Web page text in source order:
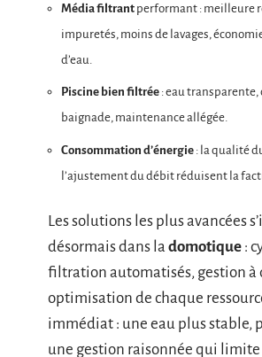
Média filtrant performant : meilleure
impuretés, moins de lavages,
d’eau.
Piscine bien filtrée : eau transparente,
baignade, maintenance allégée.
Consommation d’énergie : la qualité
l’ajustement du débit réduisent la
Les solutions les plus avancées
désormais dans la domotique :
filtration automatisés, gestion à
optimisation de chaque
immédiat : une eau plus stable,
une gestion raisonnée qui limite